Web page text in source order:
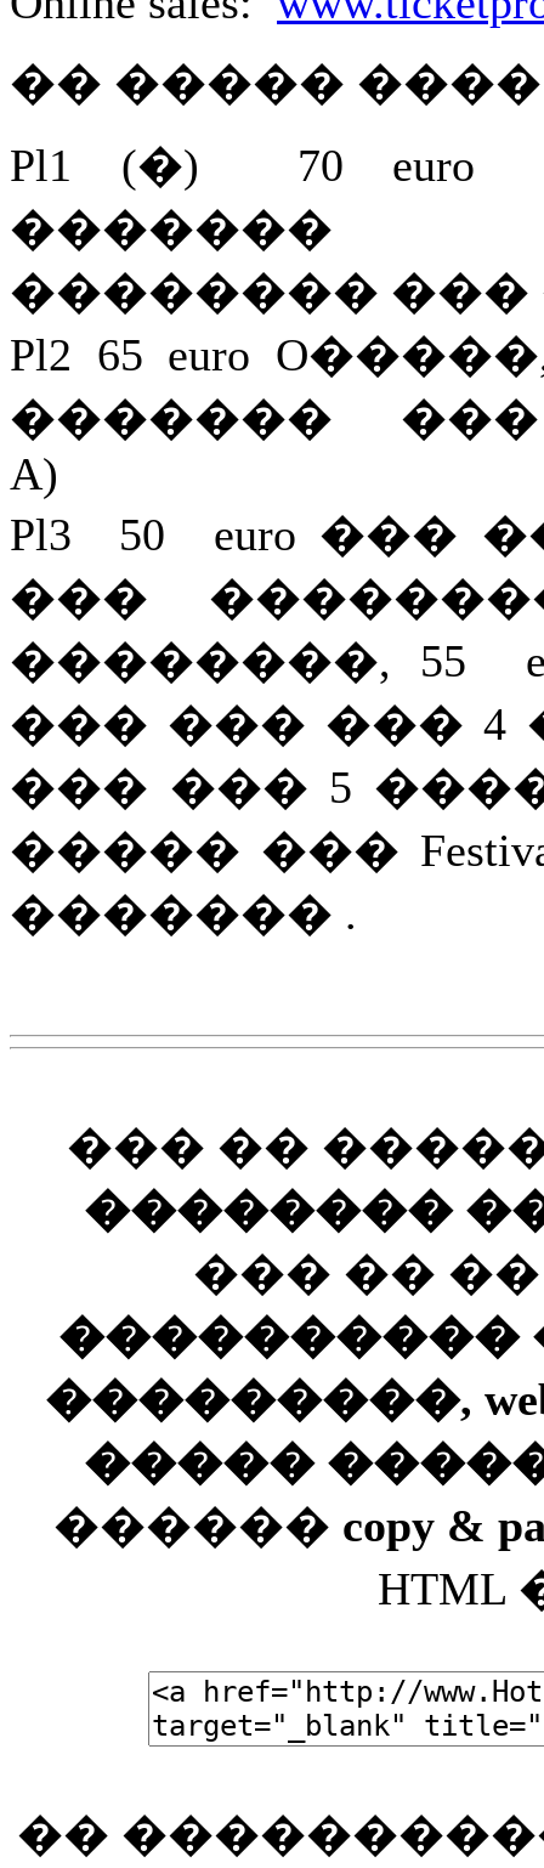
�� �����
Pl1 (�) 70
�������
��������
Pl2 65 euro
�������
A)
Pl3 50 euro
���
��������, 55
��� ��� ��� 4
��� ��� 5
����� ���
������� .
��� ��
��������
��� ��
����������
���������,
�����
������ copy &
��